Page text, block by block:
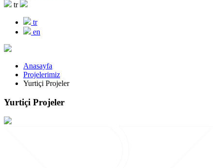
tr
tr
en
Anasayfa
Projelerimiz
Yurtiçi Projeler
Yurtiçi Projeler